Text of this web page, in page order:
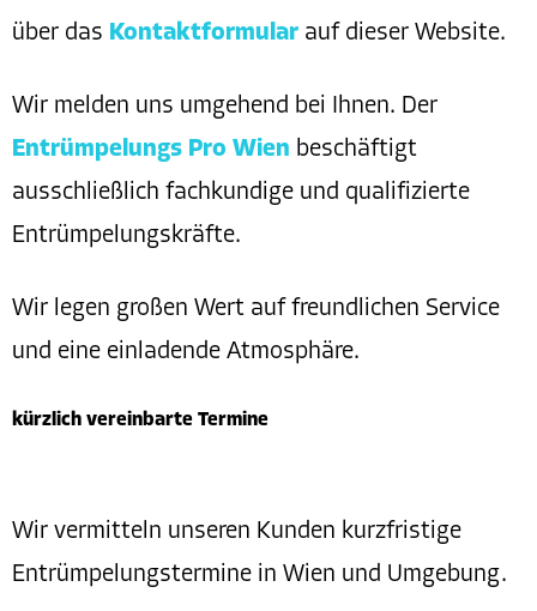
über das Kontaktformular auf dieser Website.
Wir melden uns umgehend bei Ihnen. Der
Entrümpelungs Pro Wien beschäftigt
ausschließlich fachkundige und qualifizierte
Entrümpelungskräfte.
Wir legen großen Wert auf freundlichen Service
und eine einladende Atmosphäre.
kürzlich vereinbarte Termine
Wir vermitteln unseren Kunden kurzfristige
Entrümpelungstermine in Wien und Umgebung.